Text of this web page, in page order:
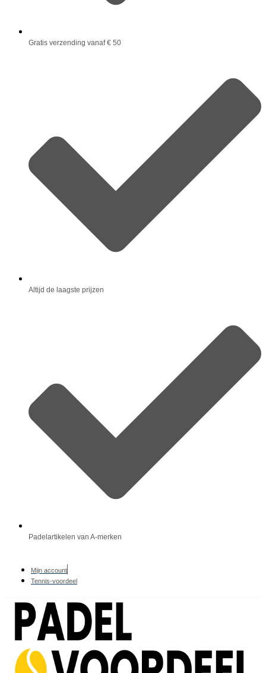
Gratis verzending vanaf € 50
Altijd de laagste prijzen
Padelartikelen van A-merken
Mijn account
Tennis-voordeel